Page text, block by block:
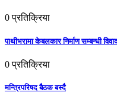
0 प्रतिक्रिया
पाथीभरामा केबलकार निर्माण सम्बन्धी
0 प्रतिक्रिया
मन्त्रिपरिषद बैठक बस्दै